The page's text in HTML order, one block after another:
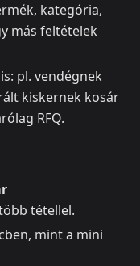
kategória,
más feltételek
pl. vendégnek
kiskernek kosár
RFQ.
tétellel.
mint a mini